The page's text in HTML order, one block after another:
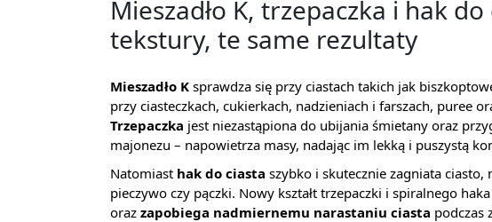
Mieszadło K, trzepaczka i hak
tekstury, te same rezultaty
Mieszadło K sprawdza się przy ciastach takich jak
przy ciasteczkach, cukierkach, nadzieniach i farszach, puree
Trzepaczka jest niezastąpiona do ubijania śmietany oraz
majonezu – napowietrza masy, nadając im lekką i puszystą
Natomiast hak do ciasta szybko i skutecznie zagniata
pieczywo czy pączki. Nowy kształt trzepaczki i spiralnego
oraz zapobiega nadmiernemu narastaniu ciasta podczas